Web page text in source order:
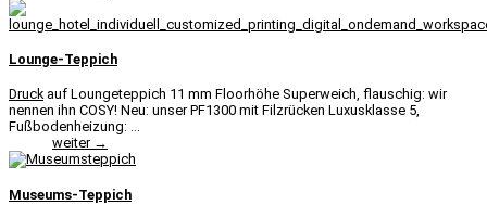
Lounge-Teppich
Druck auf Loungeteppich 11 mm Floorhöhe Superweich, flauschig: wir
nennen ihn COSY! Neu: unser PF1300 mit Filzrücken Luxusklasse 5,
Fußbodenheizung: ...
weiter →
Museums-Teppich